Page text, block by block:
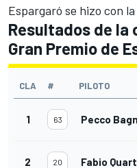
Espargaró se hizo con
Resultados de la
Gran Premio de
CLA # PILOTO
1 63 Pecco
2 20 Fabio